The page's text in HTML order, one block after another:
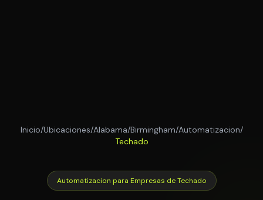
Inicio/Ubicaciones/Alabama/Birmingham/Automatizacion/
Techado
Automatizacion para Empresas de Techado